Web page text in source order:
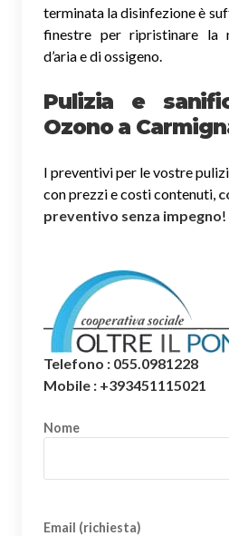
terminata la disinfezione è
finestre per ripristinare la
d’aria e di ossigeno.
Pulizia e
Ozono a
I preventivi per le vostre
con prezzi e costi contenuti,
preventivo senza impegno!
Telefono : 055.0981228
Mobile : +393451115021
Nome
Email (richiesta)